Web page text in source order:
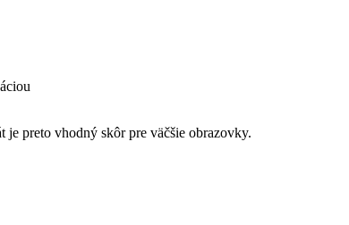
preto vhodný skôr pre väčšie obrazovky.